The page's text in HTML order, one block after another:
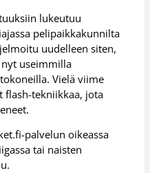
lukeutuu
pelipaikkakunnilta
uudelleen siten,
useimmilla
Vielä viime
flash-tekniikkaa, jota
palvelun oikeassa
tai naisten